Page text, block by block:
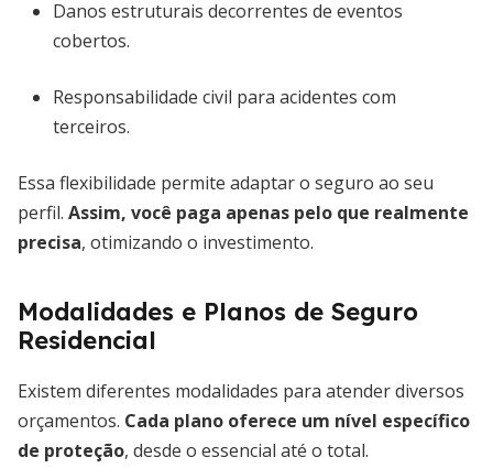
Danos estruturais decorrentes de eventos
cobertos.
Responsabilidade civil para acidentes com
terceiros.
Essa flexibilidade permite adaptar o seguro ao seu
perfil. Assim, você paga apenas pelo que realmente
precisa, otimizando o investimento.
Modalidades e Planos de Seguro
Residencial
Existem diferentes modalidades para atender diversos
orçamentos. Cada plano oferece um nível específico
de proteção, desde o essencial até o total.